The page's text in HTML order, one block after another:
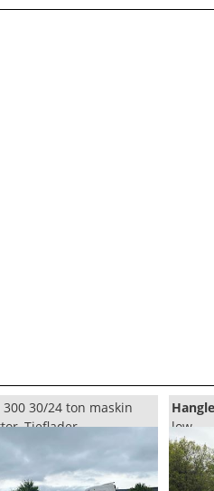
30/24 ton maskin
Tieflader
low,